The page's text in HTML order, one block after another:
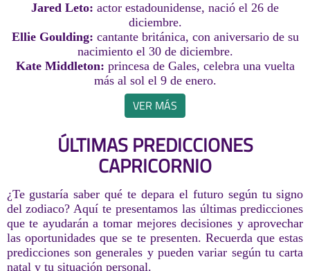
Jared Leto: actor estadounidense, nació el 26 de
diciembre.
Ellie Goulding: cantante británica, con aniversario de su
nacimiento el 30 de diciembre.
Kate Middleton: princesa de Gales, celebra una vuelta
más al sol el 9 de enero.
VER MÁS
ÚLTIMAS PREDICCIONES
CAPRICORNIO
¿Te gustaría saber qué te depara el futuro según tu signo
del zodiaco? Aquí te presentamos las últimas predicciones
que te ayudarán a tomar mejores decisiones y aprovechar
las oportunidades que se te presenten. Recuerda que estas
predicciones son generales y pueden variar según tu carta
natal y tu situación personal.